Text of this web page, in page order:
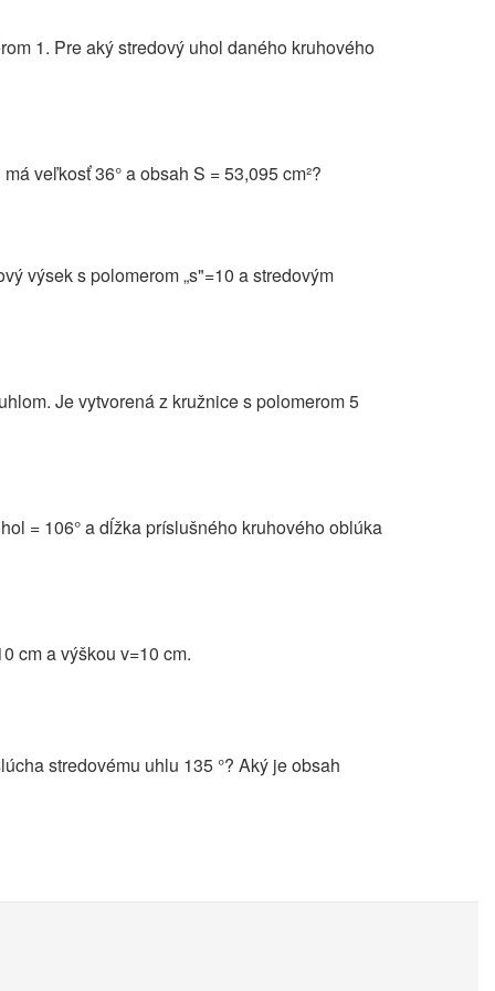
1. Pre aký stredový uhol daného kruhového
veľkosť 36° a obsah S = 53,095 cm²?
výsek s polomerom „s"=10 a stredovým
Je vytvorená z kružnice s polomerom 5
= 106° a dĺžka príslušného kruhového oblúka
cm a výškou v=10 cm.
stredovému uhlu 135 °? Aký je obsah